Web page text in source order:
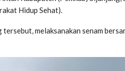
Hidup Sehat).
melaksanakan senam